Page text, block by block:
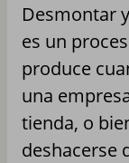
Desmontar
es un
produce
una
tienda, o
deshacerse